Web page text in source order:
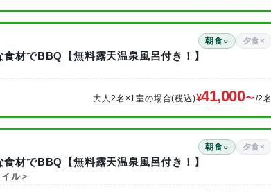
朝食○ 夕食×
材でBBQ【無料露天温泉風呂付き！】
大人2名×1室の場合(税込) 41,000 /2名
朝食○ 夕食×
材でBBQ【無料露天温泉風呂付き！】
ル＞